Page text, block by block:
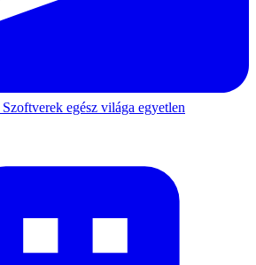
Szoftverek egész világa egyetlen